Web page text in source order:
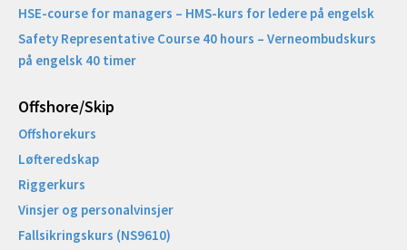
HSE-course for managers – HMS-kurs for ledere på engelsk
Safety Representative Course 40 hours – Verneombudskurs
på engelsk 40 timer
Offshore/Skip​
Offshorekurs
Løfteredskap
Riggerkurs
Vinsjer og personalvinsjer
Fallsikringskurs (NS9610)